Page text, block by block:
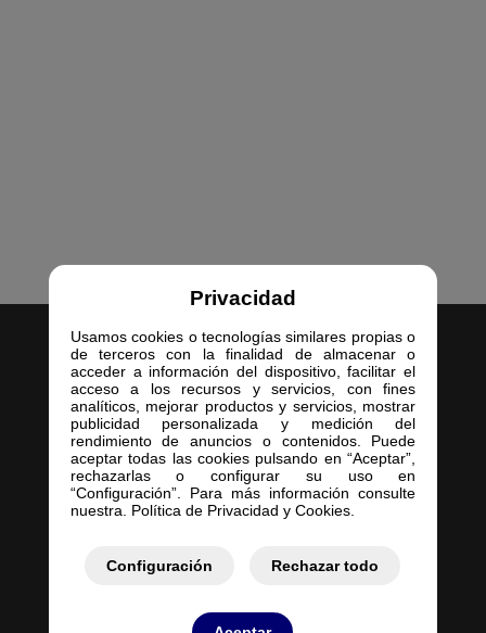
Privacidad
Usamos cookies o tecnologías similares propias o
de terceros con la finalidad de almacenar o
acceder a información del dispositivo, facilitar el
acceso a los recursos y servicios, con fines
analíticos, mejorar productos y servicios, mostrar
publicidad personalizada y medición del
rendimiento de anuncios o contenidos. Puede
aceptar todas las cookies pulsando en “Aceptar”,
rechazarlas o configurar su uso en
“Configuración”. Para más información consulte
nuestra. Política de Privacidad y Cookies.
Configuración Rechazar todo
Inicio
Empresa
Servicios
Contacto
Mis Presupuestos